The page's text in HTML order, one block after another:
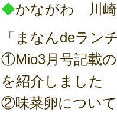
◆かながわ 川崎
「まなんdeラン
①Mio3月号記載
を紹介しました
②味菜卵につい